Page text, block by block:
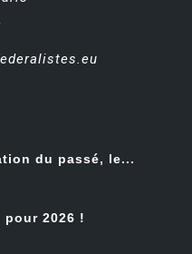
du passé, le...
2026 !